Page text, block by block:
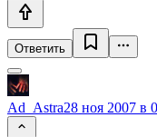
Ответить
Ad_Astra28 ноя 2007 в